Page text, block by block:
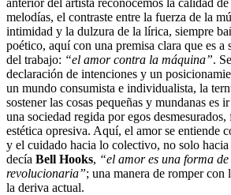
melodías, el contraste entre la fuerza de la
intimidad y la dulzura de la lírica, siempre
poético, aquí con una premisa clara que es a
del trabajo: “el amor contra la máquina”.
declaración de intenciones y un
un mundo consumista e individualista, la
sostener las cosas pequeñas y mundanas es
una sociedad regida por egos
estética opresiva. Aquí, el amor se entiende
y el cuidado hacia lo colectivo, no solo
decía Bell Hooks, “el amor es una forma de
revolucionaria”; una manera de romper con
la deriva actual.